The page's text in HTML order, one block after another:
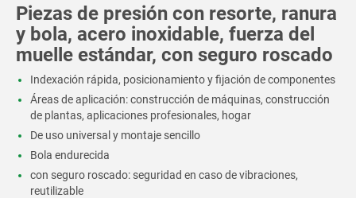
Piezas de presión con resorte, ranura
y bola, acero inoxidable, fuerza del
muelle estándar, con seguro roscado
Indexación rápida, posicionamiento y fijación de componentes
Áreas de aplicación: construcción de máquinas, construcción
de plantas, aplicaciones profesionales, hogar
De uso universal y montaje sencillo
Bola endurecida
con seguro roscado: seguridad en caso de vibraciones,
reutilizable